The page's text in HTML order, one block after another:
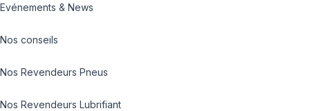
Evénements & News
Nos conseils
Nos Revendeurs Pneus
Nos Revendeurs Lubrifiant